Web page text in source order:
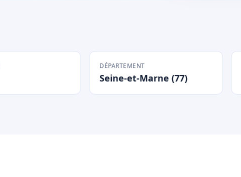
DÉPARTEMENT
Seine-et-Marne (77)